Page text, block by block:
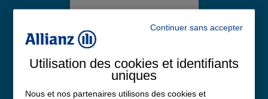
Continuer sans accepter
Utilisation des cookies et identifiants
uniques
Nous et nos partenaires utilisons des cookies et